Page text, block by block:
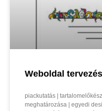
Weboldal
piackutatás |
meghatározása | egyedi